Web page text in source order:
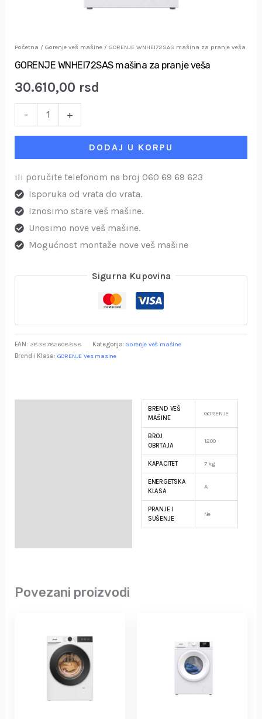
Početna / Gorenje veš mašine/ GORENJE WNHEI72SAS mašina za pranje veša
GORENJE WNHEI72SAS mašina za pranje veša
30.610,00 rsd
- +
DODAJ U KORPU
ili poručite telefonom na broj 060 69 69 623
Isporuka od vrata do vrata.
Iznosimo stare veš mašine.
Unosimo nove veš mašine.
Mogućnost montaže nove veš mašine
Sigurna Kupovina
EAN: 3838782608858 Kategorija:Gorenje veš mašine
Brend i Klasa: GORENJE Ves masine
BREND VEŠ
MAŠINE
GORENJE
BROJ
OBRTAJA
1200
KAPACITET 7 kg
ENERGETSKA
KLASA
A
PRANJE I
SUŠENJE
Ne
Povezani proizvodi